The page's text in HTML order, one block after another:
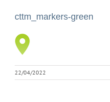
cttm_markers-green
22/04/2022